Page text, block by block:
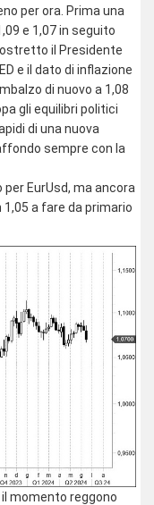
per ora. Prima una
e 1,07 in seguito
il Presidente
e il dato di inflazione
di nuovo a 1,08
gli equilibri politici
di una nuova
sempre con la
EurUsd, ma ancora
a fare da primario
momento reggono